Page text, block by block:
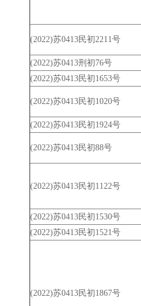
(2022)苏0413民初2211号
(2022)苏0413刑初76号
(2022)苏0413民初1653号
(2022)苏0413民初1020号
(2022)苏0413民初1924号
(2022)苏0413民初88号
(2022)苏0413民初1122号
(2022)苏0413民初1530号
(2022)苏0413民初1521号
(2022)苏0413民初1867号